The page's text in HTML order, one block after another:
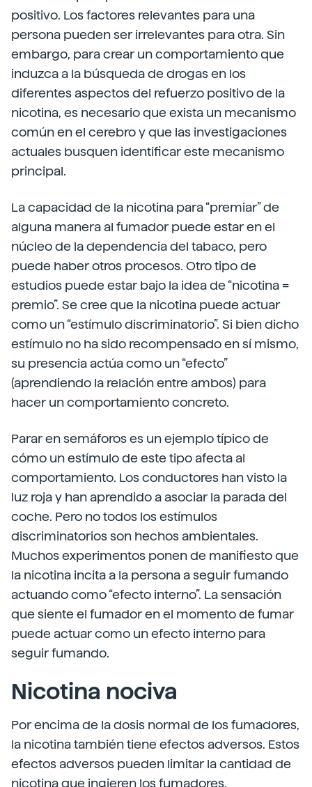
positivo. Los factores relevantes para una
persona pueden ser irrelevantes para otra. Sin
embargo, para crear un comportamiento que
induzca a la búsqueda de drogas en los
diferentes aspectos del refuerzo positivo de la
nicotina, es necesario que exista un mecanismo
común en el cerebro y que las investigaciones
actuales busquen identificar este mecanismo
principal.
La capacidad de la nicotina para “premiar” de
alguna manera al fumador puede estar en el
núcleo de la dependencia del tabaco, pero
puede haber otros procesos. Otro tipo de
estudios puede estar bajo la idea de “nicotina =
premio”. Se cree que la nicotina puede actuar
como un “estímulo discriminatorio”. Si bien dicho
estímulo no ha sido recompensado en sí mismo,
su presencia actúa como un “efecto”
(aprendiendo la relación entre ambos) para
hacer un comportamiento concreto.
Parar en semáforos es un ejemplo típico de
cómo un estímulo de este tipo afecta al
comportamiento. Los conductores han visto la
luz roja y han aprendido a asociar la parada del
coche. Pero no todos los estímulos
discriminatorios son hechos ambientales.
Muchos experimentos ponen de manifiesto que
la nicotina incita a la persona a seguir fumando
actuando como “efecto interno”. La sensación
que siente el fumador en el momento de fumar
puede actuar como un efecto interno para
seguir fumando.
Nicotina nociva
Por encima de la dosis normal de los fumadores,
la nicotina también tiene efectos adversos. Estos
efectos adversos pueden limitar la cantidad de
nicotina que ingieren los fumadores.